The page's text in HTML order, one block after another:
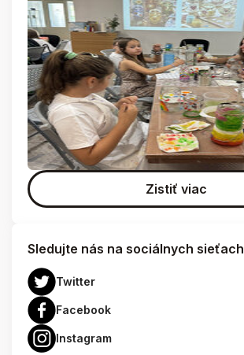
Zistiť viac
Sledujte nás na sociálnych sieťach
Twitter
Facebook
Instagram